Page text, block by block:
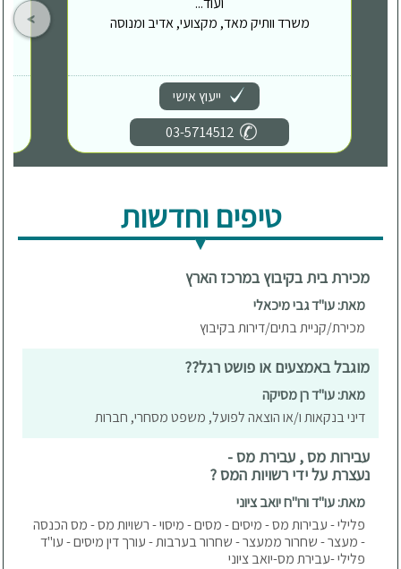
משרד וותיק מאד, מקצועי, אדיב ומנוסה
ייעוץ אישי
03-5714512
טיפים וחדשות
מכירת בית בקיבוץ במרכז הארץ
מאת: עו"ד גבי מיכאלי
מכירת/קניית בתים/דירות בקיבוץ
מוגבל באמצעים או פושט רגל??
מאת: עו"ד רן מסיקה
דיני בנקאות ו/או הוצאה לפועל, משפט מסחרי, חברות
עבירות מס , עבירת מס -
נעצרת על ידי רשויות המס ?
מאת: עו"ד ורו"ח יואב ציוני
פלילי - עבירות מס - מיסים - מסים - מיסוי - רשויות מס - מס הכנסה
- מעצר - שחרור ממעצר - שחרור בערבות - עורך דין מיסים - עו"ד
פלילי -עבירת מס-יואב ציוני